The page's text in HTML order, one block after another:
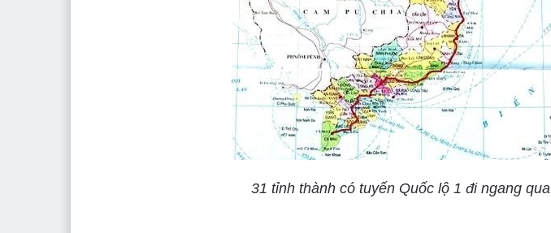
31 tỉnh thành có tuyến Quốc lộ 1 đi ngang qua